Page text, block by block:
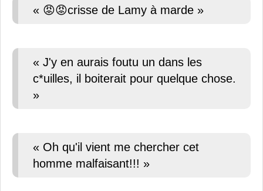
« 😡😡crisse de Lamy à marde »
« J'y en aurais foutu un dans les
c*uilles, il boiterait pour quelque chose.
»
« Oh qu'il vient me chercher cet
homme malfaisant!!! »